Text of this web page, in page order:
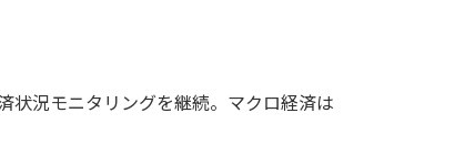
状況モニタリングを継続。マクロ経済は